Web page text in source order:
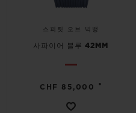
스피릿 오브 빅뱅
사파이어 블루 42MM
CHF 85,000 •